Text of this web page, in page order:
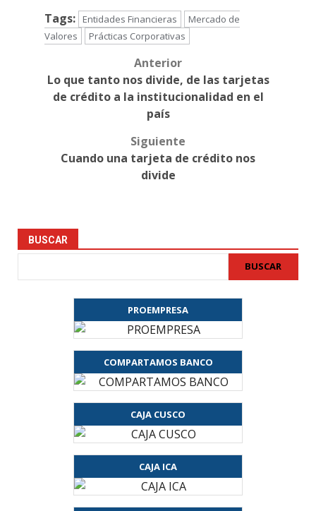
Tags:
Entidades Financieras
Mercado de
Valores
Prácticas Corporativas
navigation
Anterior
Lo que tanto nos divide, de las tarjetas
de crédito a la institucionalidad en el
país
Siguiente
Cuando una tarjeta de crédito nos
divide
BUSCAR
BUSCAR
PROEMPRESA
COMPARTAMOS BANCO
CAJA CUSCO
CAJA ICA